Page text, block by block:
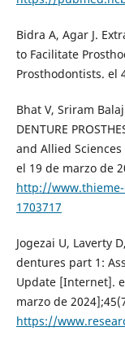
Bidra A, Agar J.
to Facilitate
Prosthodontists. el
Bhat V, Sriram
DENTURE
and Allied
el 19 de marzo de
http://www.thieme-
1703717
Jogezai U, Laverty
dentures part 1:
Update [Internet].
marzo de
https://